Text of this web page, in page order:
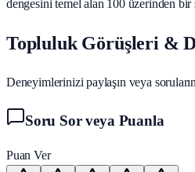
dengesini temel alan 100 üzerinden bir
Topluluk Görüşleri &
Deneyimlerinizi paylaşın veya
Soru Sor veya Puanla
Puan Ver